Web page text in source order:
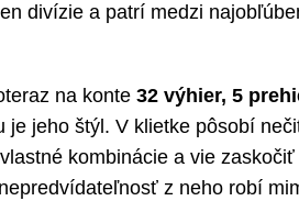
divízie a patrí medzi
na konte 32 výhier, 5
je jeho štýl. V klietke pôsobí
kombinácie a vie
z neho robí